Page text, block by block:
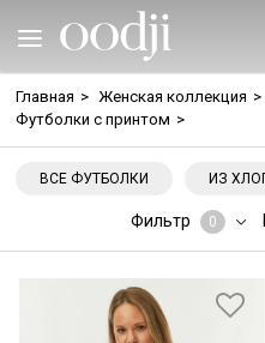
Главная > Женская коллекция >
Футболки с принтом >
ВСЕ ФУТБОЛКИ ИЗ
Фильтр 0